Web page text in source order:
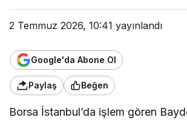
2 Temmuz 2026, 10:41 yayınlandı
Google'da Abone Ol
Paylaş Beğen
Borsa İstanbul’da işlem gören